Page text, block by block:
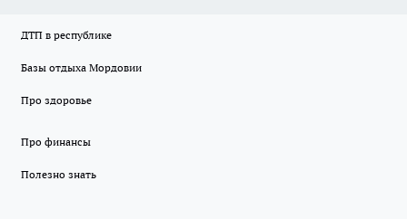
ДТП в республике
Базы отдыха Мордовии
Про здоровье
Про финансы
Полезно знать